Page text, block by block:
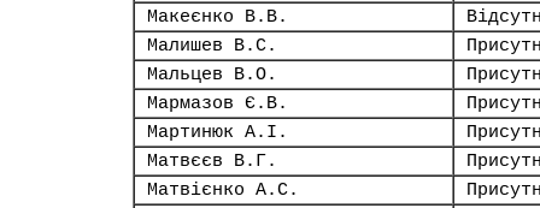
Макеєнко В.В.
Малишев В.С.
Мальцев В.О.
Мармазов Є.В.
Мартинюк А.І.
Матвєєв В.Г.
Матвієнко А.С.